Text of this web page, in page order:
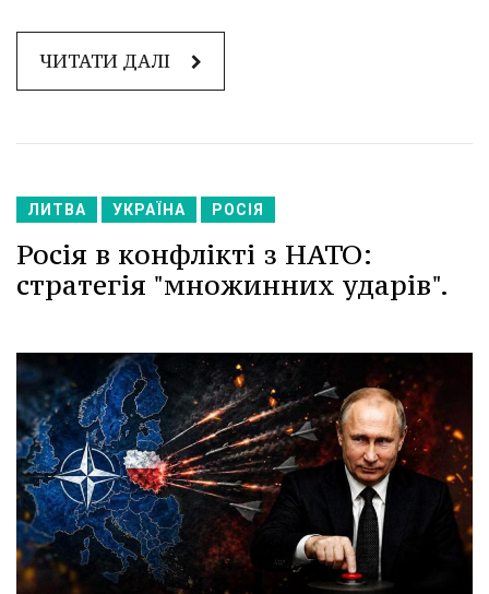
ЧИТАТИ ДАЛІ
ЛИТВА УКРАЇНА РОСІЯ
Росія в конфлікті з НАТО:
стратегія "множинних ударів".